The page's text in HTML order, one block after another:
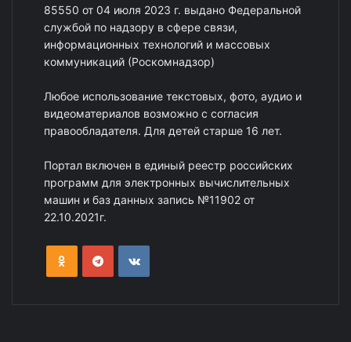
85550 от 04 июля 2023 г. выдано Федеральной
службой по надзору в сфере связи,
информационных технологий и массовых
коммуникаций (Роскомнадзор)
Любое использование текстовых, фото, аудио и
видеоматериалов возможно с согласия
правообладателя. Для детей старше 16 лет.
Портал включен в единый реестр российских
программ для электронных вычислительных
машин и баз данных запись №11902 от
22.10.2021г.